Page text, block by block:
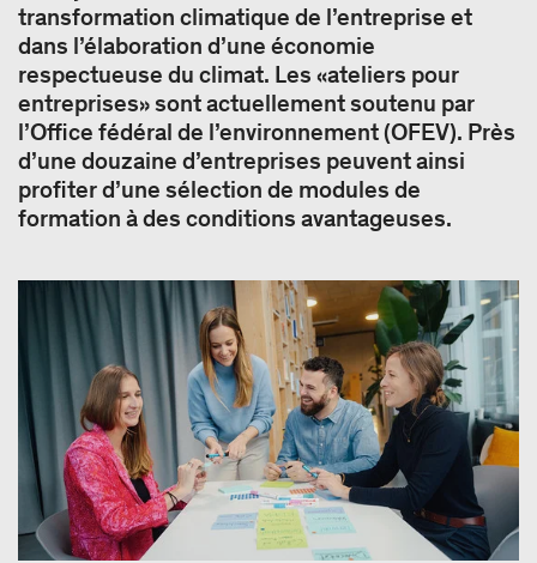
transformation climatique de l’entreprise et
dans l’élaboration d’une économie
respectueuse du climat. Les «ateliers pour
entreprises» sont actuellement soutenu par
l’Office fédéral de l’environnement (OFEV). Près
d’une douzaine d’entreprises peuvent ainsi
profiter d’une sélection de modules de
formation à des conditions avantageuses.